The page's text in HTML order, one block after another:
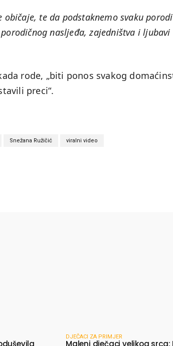
te da podstaknemo svaku
nasljeđa, zajedništva i ljubavi
rode, „biti ponos svakog
preci“.
Snežana Ružičić viralni video
DJEČACI ZA PRIMJER
Maleni dječaci velikog srca: